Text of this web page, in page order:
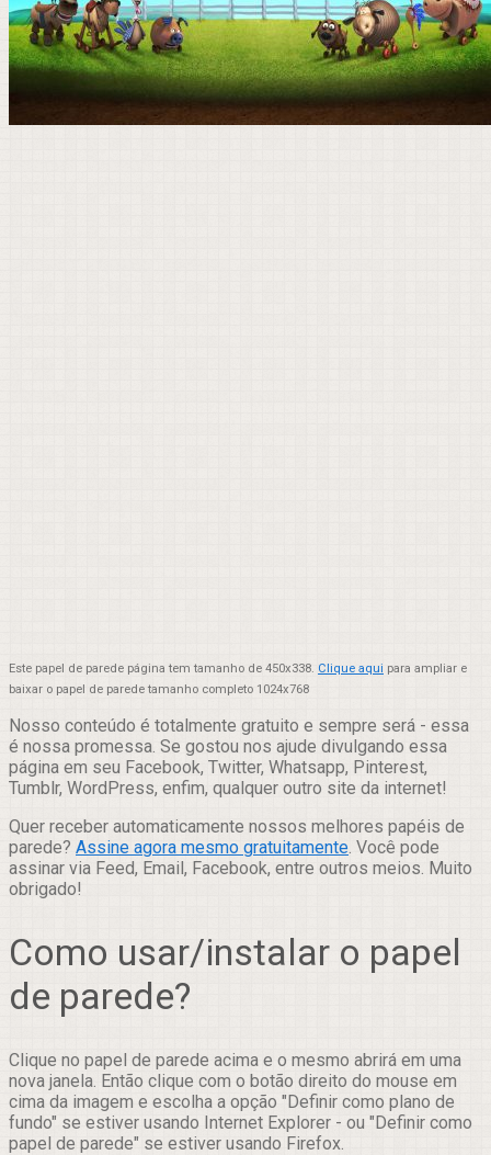
Este papel de parede página tem tamanho de 450x338. Clique aqui para ampliar e
baixar o papel de parede tamanho completo 1024x768
Nosso conteúdo é totalmente gratuito e sempre será - essa
é nossa promessa. Se gostou nos ajude divulgando essa
página em seu Facebook, Twitter, Whatsapp, Pinterest,
Tumblr, WordPress, enfim, qualquer outro site da internet!
Quer receber automaticamente nossos melhores papéis de
parede? Assine agora mesmo gratuitamente. Você pode
assinar via Feed, Email, Facebook, entre outros meios. Muito
obrigado!
Como usar/instalar o papel
de parede?
Clique no papel de parede acima e o mesmo abrirá em uma
nova janela. Então clique com o botão direito do mouse em
cima da imagem e escolha a opção "Definir como plano de
fundo" se estiver usando Internet Explorer - ou "Definir como
papel de parede" se estiver usando Firefox.